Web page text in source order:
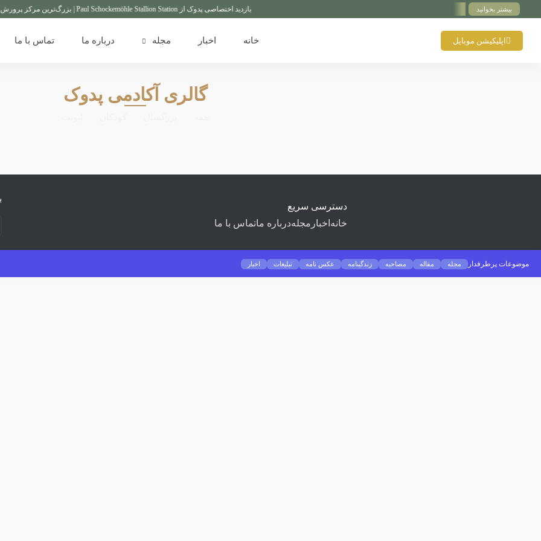
بیشتر بخوانید بازدید اختصاصی پدوک از Paul Schockemöhle Stallion Station | بزرگ‌ترین مرکز پرورش اسب آلمان
اپلیکیشن موبایل خانه اخبار مجله درباره ما تماس با ما
گالری آکادمی پدوک
دسترسی سریع
خانه اخبار مجلهدرباره ماتماس با ما
موضوعات پرطرفدار مجله مقاله مصاحبه زندگینامه عکس نامه تبلیغات اخبار